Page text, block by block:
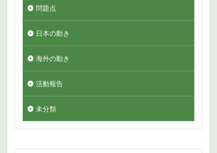
問題点
日本の動き
海外の動き
活動報告
未分類